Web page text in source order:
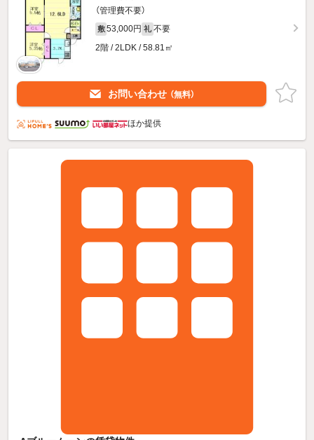
（管理費不要）
敷 53,000円 礼 不要
2階 / 2LDK / 58.81㎡
お問い合わせ （無料）
ほか提供